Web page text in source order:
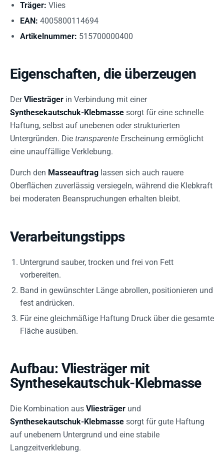
Träger: Vlies
EAN: 4005800114694
Artikelnummer: 515700000400
Eigenschaften, die überzeugen
DerVliesträger in Verbindung mit einer
Synthesekautschuk-Klebmasse sorgt für eine schnelle
Haftung, selbst auf unebenen oder strukturierten
Untergründen. Die transparente Erscheinung ermöglicht
eine unauffällige Verklebung.
Durch den Masseauftrag lassen sich auch rauere
Oberflächen zuverlässig versiegeln, während die Klebkraft
bei moderaten Beanspruchungen erhalten bleibt.
Verarbeitungstipps
Untergrund sauber, trocken und frei von Fett
vorbereiten.
Band in gewünschter Länge abrollen, positionieren und
fest andrücken.
Für eine gleichmäßige Haftung Druck über die gesamte
Fläche ausüben.
Aufbau: Vliesträger mit
Synthesekautschuk-Klebmasse
Die Kombination aus Vliesträger und
Synthesekautschuk-Klebmasse sorgt für gute Haftung
auf unebenem Untergrund und eine stabile
Langzeitverklebung.